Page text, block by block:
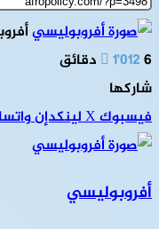
1٬0126 دقائق
شاركها
فيسبوك‫Xلينكدإن
أفروبوليسي